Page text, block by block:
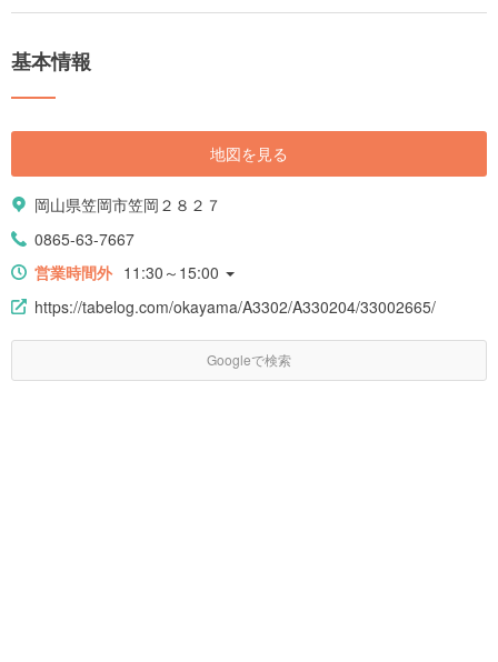
た。
基本情報
地図を見る
岡山県笠岡市笠岡２８２７
0865-63-7667
営業時間外 11:30～15:00
https://tabelog.com/okayama/A3302/A330204/33002665/
Googleで検索